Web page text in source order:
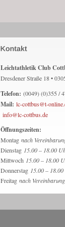
Leichtathletik Club
Dresdener Straße 18 •
Telefon: (0049) (0)355 /
Mail: lc-cottbus@t-
info@lc-cottbus.de
Öffnungszeiten:
Montag nach
Dienstag 15.00 – 18.00
Mittwoch 15.00 – 18.00
Donnerstag 15.00 –
Freitag nach Vereinbarung